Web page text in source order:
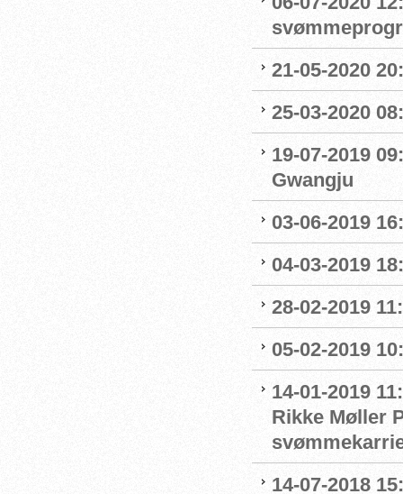
21-05-2020
25-03-2020
19-07-2019
Gwangju
03-06-2019
04-03-2019
28-02-2019
05-02-2019
14-01-2019
Rikke Møller
14-07-2018